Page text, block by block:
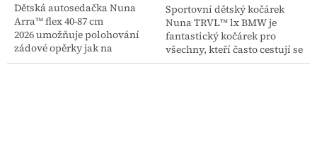
Dětská autosedačka Nuna
Arra™ flex 40-87 cm
2026 umožňuje polohování
zádové opěrky jak na
kočárku, tak během
Sportovní dětský kočárek
Nuna TRVL™ lx BMW je
fantastický kočárek pro
všechny, kteří často cestují se
svými ratolestmi.